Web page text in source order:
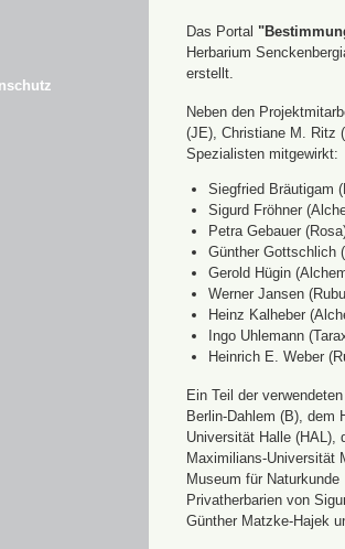
Das Portal
Herbarium
erstellt.
Neben den
(JE), Christiane M. Ritz
Spezialisten mitgewirkt:
Siegfried Bräutigam
Sigurd Fröhner
Petra Gebauer
Günther Gottschlich
Gerold Hügin
Werner Jansen
Heinz Kalheber
Ingo Uhlemann
Heinrich E. Weber
Ein Teil der
Berlin-Dahlem (B), dem
Universität Halle (HAL),
Maximilians-Universität
Museum für
Privatherbarien von
Günther Matzke-Hajek